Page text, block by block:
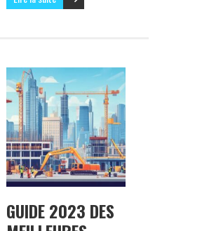
GUIDE 2023 DES